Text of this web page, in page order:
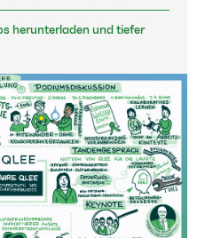
herunterladen und tiefer